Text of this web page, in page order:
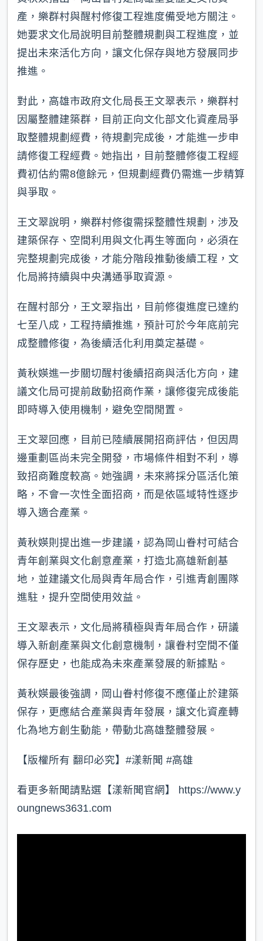
產，樂群村與醒村修復工程進度備受地方關注。
她要求文化局說明目前整體規劃與工程進度，並
提出未來活化方向，讓文化保存與地方發展同步
推進。
對此，高雄市政府文化局長王文翠表示，樂群村
因屬整體建築群，目前正向文化部文化資產局爭
取整體規劃經費，待規劃完成後，才能進一步申
請修復工程經費。她指出，目前整體修復工程經
費初估約需8億餘元，但規劃經費仍需進一步精算
與爭取。
王文翠說明，樂群村修復需採整體性規劃，涉及
建築保存、空間利用與文化再生等面向，必須在
完整規劃完成後，才能分階段推動後續工程，文
化局將持續與中央溝通爭取資源。
在醒村部分，王文翠指出，目前修復進度已達約
七至八成，工程持續推進，預計可於今年底前完
成整體修復，為後續活化利用奠定基礎。
黃秋媖進一步關切醒村後續招商與活化方向，建
議文化局可提前啟動招商作業，讓修復完成後能
即時導入使用機制，避免空間閒置。
王文翠回應，目前已陸續展開招商評估，但因周
邊重劃區尚未完全開發，市場條件相對不利，導
致招商難度較高。她強調，未來將採分區活化策
略，不會一次性全面招商，而是依區域特性逐步
導入適合產業。
黃秋媖則提出進一步建議，認為岡山眷村可結合
青年創業與文化創意產業，打造北高雄新創基
地，並建議文化局與青年局合作，引進青創團隊
進駐，提升空間使用效益。
王文翠表示，文化局將積極與青年局合作，研議
導入新創產業與文化創意機制，讓眷村空間不僅
保存歷史，也能成為未來產業發展的新據點。
黃秋媖最後強調，岡山眷村修復不應僅止於建築
保存，更應結合產業與青年發展，讓文化資產轉
化為地方創生動能，帶動北高雄整體發展。
【版權所有 翻印必究】#漾新聞 #高雄
看更多新聞請點選【漾新聞官網】 https://www.y
oungnews3631.com⁠